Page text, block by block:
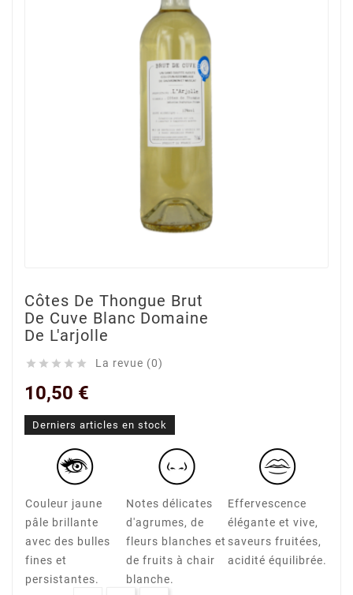
Côtes De Thongue Brut
De Cuve Blanc Domaine
De L'arjolle
     La revue (0)
10,50 €
Derniers articles en stock
Couleur jaune
pâle brillante
avec des bulles
fines et
persistantes.
Notes délicates
d'agrumes, de
fleurs blanches et
de fruits à chair
blanche.
Effervescence
élégante et vive,
saveurs fruitées,
acidité équilibrée.